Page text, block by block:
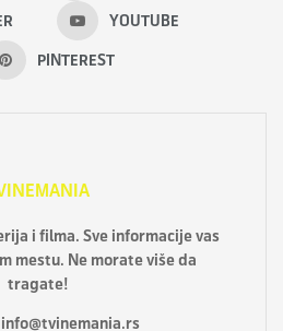
YOUTUBE
PINTEREST
i filma. Sve informacije vas
mestu. Ne morate više da
tragate!
info@tvinemania.rs